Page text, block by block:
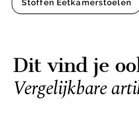
Stoffen Eetkamerstoelen
Dit vind je
Vergelijkbare